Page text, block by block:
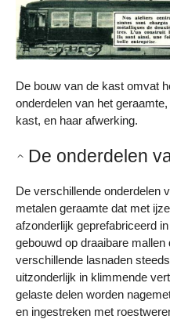
De bouw van de kast omvat
onderdelen van het
kast, en haar afwerking.
De onderdelen
De verschillende onderdelen
metalen geraamte dat met
afzonderlijk geprefabriceerd
gebouwd op draaibare
verschillende lasnaden
uitzonderlijk in klimmende
gelaste delen worden
en ingestreken met